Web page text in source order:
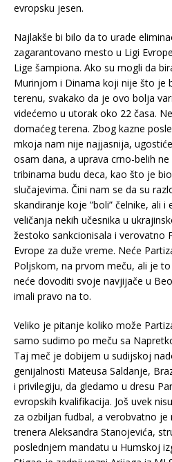
evropsku jesen.
Najlakše bi bilo da to urade
zagarantovano mesto u Ligi
Lige šampiona. Ako su mogli da
Murinjom i Dinama koji nije što je
terenu, svakako da je ovo bolja
videćemo u utorak oko 22 časa.
domaćeg terena. Zbog kazne
mkoja nam nije najjasnija,
osam dana, a uprava crno-belih
tribinama budu deca, kao što je
slučajevima. Čini nam se da su
skandiranje koje ”boli” čelnike, ali
veličanja nekih učesnika u
žestoko sankcionisala i verovatno
Evrope za duže vreme. Neće
Poljskom, na prvom meču, ali je
neće dovoditi svoje navjijače u
imali pravo na to.
Veliko je pitanje koliko može
samo sudimo po meču sa
Taj meč je dobijem u sudijskoj
genijalnosti Mateusa Saldanje,
i privilegiju, da gledamo u dresu
evropskih kvalifikacija. Još uvek
za ozbiljan fudbal, a verobvatno
trenera Aleksandra Stanojevića,
poslednjem mandatu u Humskoj